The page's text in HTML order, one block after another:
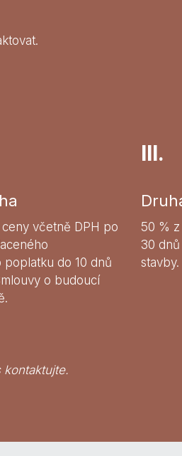
včetně DPH po
poplatku do 10 dnů
o budoucí
III.
50 %
30
stavby.
kontaktujte.